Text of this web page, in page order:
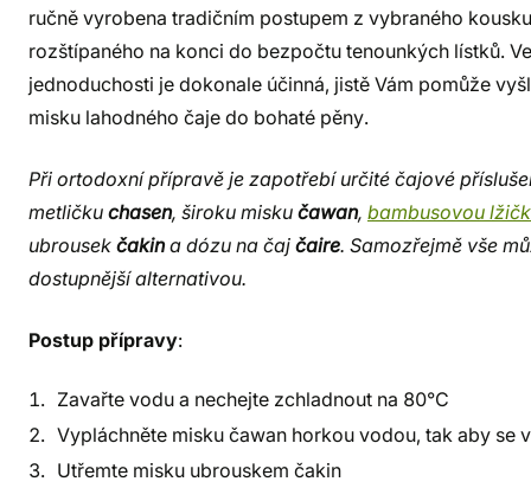
ručně vyrobena tradičním postupem z vybraného
rozštípaného na konci do bezpočtu tenounkých lístků.
jednoduchosti je dokonale účinná, jistě Vám pomůže
misku lahodného čaje do bohaté pěny.
Při ortodoxní přípravě je zapotřebí určité čajové
metličku chasen, široku misku čawan, bambusovou
ubrousek čakina dózu na čaj čaire. Samozřejmě vše
dostupnější alternativou.
Postup přípravy:
Zavařte vodu a nechejte zchladnout na 80°C
Vypláchněte misku čawan horkou vodou, tak aby se
Utřemte misku ubrouskem čakin